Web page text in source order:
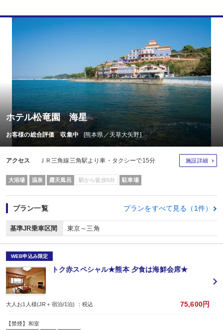
ホテル松竜園 海星
お客様の総合評価 収集中 [熊本県／天草大矢野]
アクセス ＪＲ三角線三角駅より車・タクシーで15分 施設詳細
大浴場 温泉 露天風呂 駅から徒歩5分 駐車場
プラン一覧 プランをすべて見る（1件）
基準JR乗車区間 東京～三角
WEB申込み限定
トク赤スペシャル★熊本 夕食は海鮮会席★
大人お1人様(JR＋宿泊/1泊) ：税込 75,600円
【禁煙】和室